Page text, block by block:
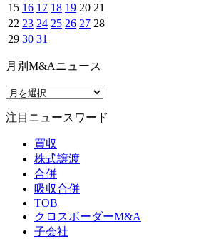
15 16 17 18 19 20 21
22 23 24 25 26 27 28
29 30 31
月別M&Aニュース
注目ニュースワード
買収
株式譲渡
合併
吸収合併
TOB
クロスボーダーM&A
子会社